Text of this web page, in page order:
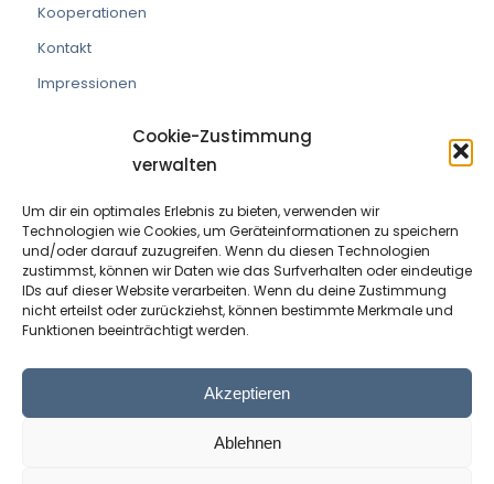
Cookie-Zustimmung
verwalten
Um dir ein optimales Erlebnis zu bieten, verwenden wir
Technologien wie Cookies, um Geräteinformationen zu speichern
und/oder darauf zuzugreifen. Wenn du diesen Technologien
zustimmst, können wir Daten wie das Surfverhalten oder eindeutige
IDs auf dieser Website verarbeiten. Wenn du deine Zustimmung
nicht erteilst oder zurückziehst, können bestimmte Merkmale und
Funktionen beeinträchtigt werden.
Akzeptieren
Ablehnen
Kooperationen
Kontakt
Impressionen
VEREIN DIE PRAXISMACHER
ZVR Nummer:191908529
Kontaktperson:Wolfram Allinger-Csollich
Mentlgasse 1, 6020 Innsbruck
Email:info@diepraxismacher.at
+43 512 209096